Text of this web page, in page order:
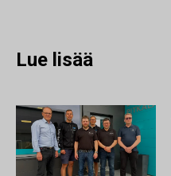
Lue lisää